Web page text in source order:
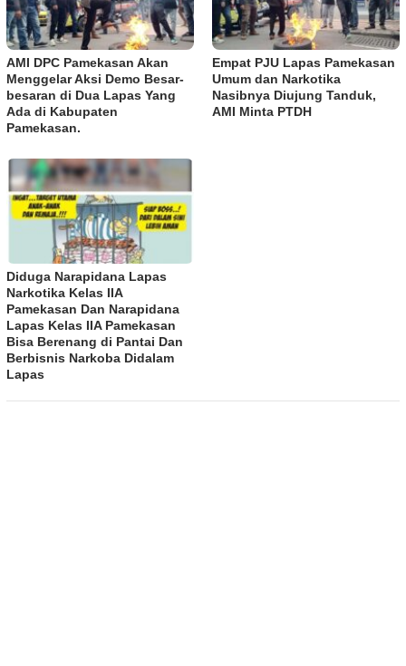
AMI DPC Pamekasan Akan
Menggelar Aksi Demo Besar-
besaran di Dua Lapas Yang
Ada di Kabupaten
Pamekasan.
Empat PJU Lapas Pamekasan
Umum dan Narkotika
Nasibnya Diujung Tanduk,
AMI Minta PTDH
Diduga Narapidana Lapas
Narkotika Kelas IIA
Pamekasan Dan Narapidana
Lapas Kelas IIA Pamekasan
Bisa Berenang di Pantai Dan
Berbisnis Narkoba Didalam
Lapas